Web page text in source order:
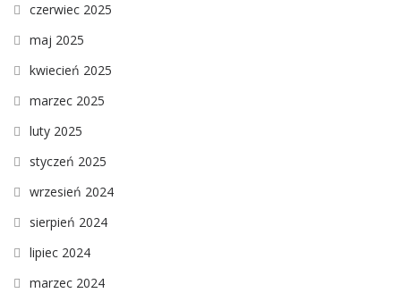
czerwiec 2025
maj 2025
kwiecień 2025
marzec 2025
luty 2025
styczeń 2025
wrzesień 2024
sierpień 2024
lipiec 2024
marzec 2024